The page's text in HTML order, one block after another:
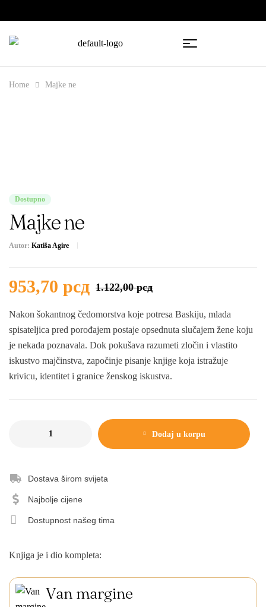
Home Majke ne
Dostupno
Majke ne
Autor: Katiša Agire
1.122,00рсд
953,70 рсд
Nakon šokantnog čedomorstva koje potresa Baskiju, mlada
spisateljica pred porođajem postaje opsednuta slučajem žene koju
je nekada poznavala. Dok pokušava razumeti zločin i vlastito
iskustvo majčinstva, započinje pisanje knjige koja istražuje
krivicu, identitet i granice ženskog iskustva.
Dodaj u korpu
Dostava širom svijeta
Najbolje cijene
Dostupnost našeg tima
Knjiga je i dio kompleta:
Van margine